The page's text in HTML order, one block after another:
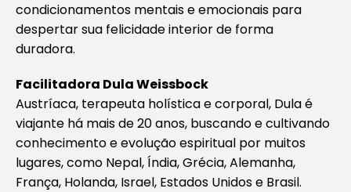
condicionamentos mentais e emocionais para
despertar sua felicidade interior de forma
duradora.
Facilitadora Dula Weissbock
Austríaca, terapeuta holística e corporal, Dula é
viajante há mais de 20 anos, buscando e cultivando
conhecimento e evolução espiritual por muitos
lugares, como Nepal, Índia, Grécia, Alemanha,
França, Holanda, Israel, Estados Unidos e Brasil.